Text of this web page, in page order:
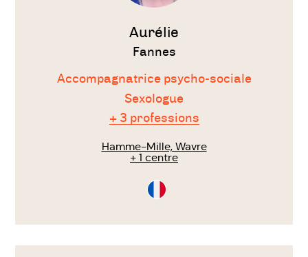
Aurélie
Fannes
Accompagnatrice psycho-sociale
Sexologue
+ 3 professions
Hamme-Mille, Wavre
+ 1 centre
Consultation
en
Voir